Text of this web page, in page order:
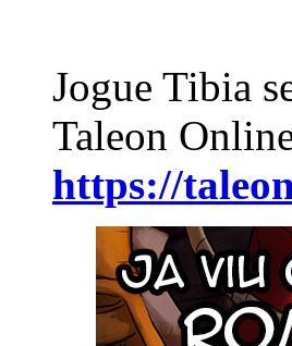
Jogue Tibia
Taleon
https://